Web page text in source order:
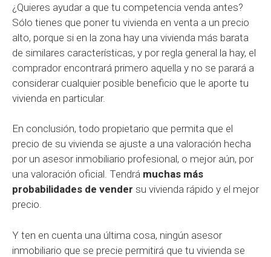
¿Quieres ayudar a que tu competencia venda antes?
Sólo tienes que poner tu vivienda en venta a un precio
alto, porque si en la zona hay una vivienda más barata
de similares características, y por regla general la hay, el
comprador encontrará primero aquella y no se parará a
considerar cualquier posible beneficio que le aporte tu
vivienda en particular.
En conclusión, todo propietario que permita que el
precio de su vivienda se ajuste a una valoración hecha
por un asesor inmobiliario profesional, o mejor aún, por
una valoración oficial. Tendrá muchas más
probabilidades de vender su vivienda rápido y el mejor
precio.
Y ten en cuenta una última cosa, ningún asesor
inmobiliario que se precie permitirá que tu vivienda se